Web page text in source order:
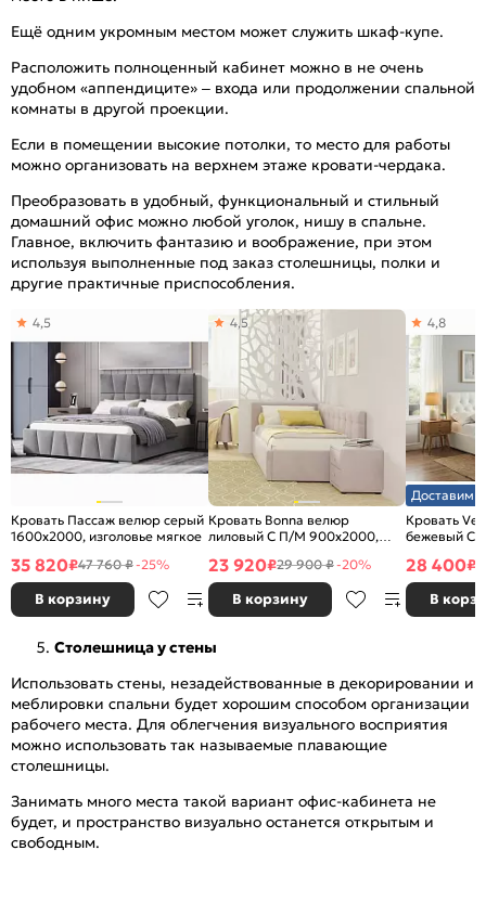
Ещё одним укромным местом может служить шкаф-купе.
Расположить полноценный кабинет можно в не очень
удобном «аппендиците» – входа или продолжении спальной
комнаты в другой проекции.
Если в помещении высокие потолки, то место для работы
можно организовать на верхнем этаже кровати-чердака.
Преобразовать в удобный, функциональный и стильный
домашний офис можно любой уголок, нишу в спальне.
Главное, включить фантазию и воображение, при этом
используя выполненные под заказ столешницы, полки и
другие практичные приспособления.
Кровать Пассаж велюр серый
1600x2000, изголовье мягкое
4,5
35 820₽47 760 ₽-25%
В корзину
Кровать Bonna велюр
лиловый С П/М 900x2000,
изголовье мягкое
4,5
23 920₽29 900 ₽-20%
В корзину
Доставим
Кровать
бежевый С
изголовье
4,8
28 400₽
В
Столешница у стены
Использовать стены, незадействованные в декорировании и
меблировки спальни будет хорошим способом организации
рабочего места. Для облегчения визуального восприятия
можно использовать так называемые плавающие
столешницы.
Занимать много места такой вариант офис-кабинета не
будет, и пространство визуально останется открытым и
свободным.